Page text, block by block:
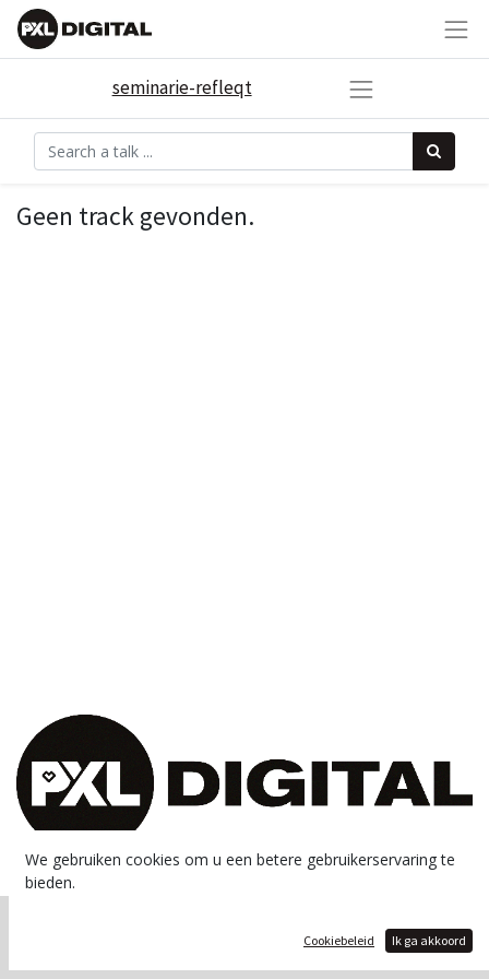
seminarie-refleqt
Geen track gevonden.
Open source e-commerce
We gebruiken cookies om u een betere gebruikerservaring te
bieden.
Cookiebeleid Ik ga akkoord